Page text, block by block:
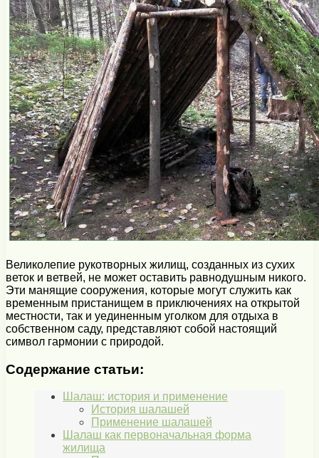
Великолепие рукотворных жилищ, созданных из сухих
веток и ветвей, не может оставить равнодушным никого.
Эти манящие сооружения, которые могут служить как
временным пристанищем в приключениях на открытой
местности, так и уединенным уголком для отдыха в
собственном саду, представляют собой настоящий
символ гармонии с природой.
Содержание статьи:
Шалаш: история и применение
История шалашей
Применение шалашей
Шалаш как первоначальная форма
жилища